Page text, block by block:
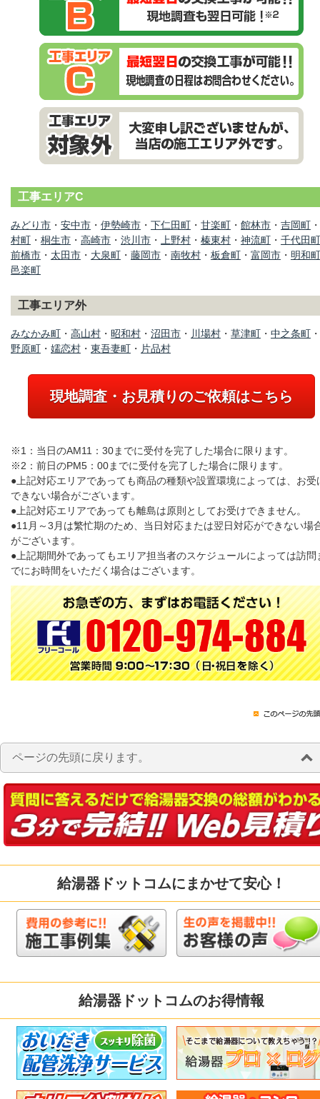
工事エリアC
みどり市 ・ 安中市 ・ 伊勢崎市 ・ 下仁田町 ・ 甘楽町 ・ 館林市 ・ 吉岡町 ・
村町 ・ 桐生市 ・ 高崎市 ・ 渋川市 ・ 上野村 ・ 榛東村 ・ 神流町 ・ 千代田町
前橋市 ・ 太田市 ・ 大泉町 ・ 藤岡市 ・ 南牧村 ・ 板倉町 ・ 富岡市 ・ 明和町
邑楽町
工事エリア外
みなかみ町 ・ 高山村 ・ 昭和村 ・ 沼田市 ・ 川場村 ・ 草津町 ・ 中之条町 ・
野原町 ・ 嬬恋村 ・ 東吾妻町 ・ 片品村
現地調査・お見積りのご依頼はこちら
※1：当日のAM11：30までに受付を完了した場合に限ります。
※2：前日のPM5：00までに受付を完了した場合に限ります。
●上記対応エリアであっても商品の種類や設置環境によっては、お受
できない場合がございます。
●上記対応エリアであっても離島は原則としてお受けできません。
●11月～3月は繁忙期のため、当日対応または翌日対応ができない場
がございます。
●上記期間外であってもエリア担当者のスケジュールによっては訪問
でにお時間をいただく場合はございます。
ページの先頭に戻ります。
給湯器ドットコムにまかせて安心！
給湯器ドットコムのお得情報